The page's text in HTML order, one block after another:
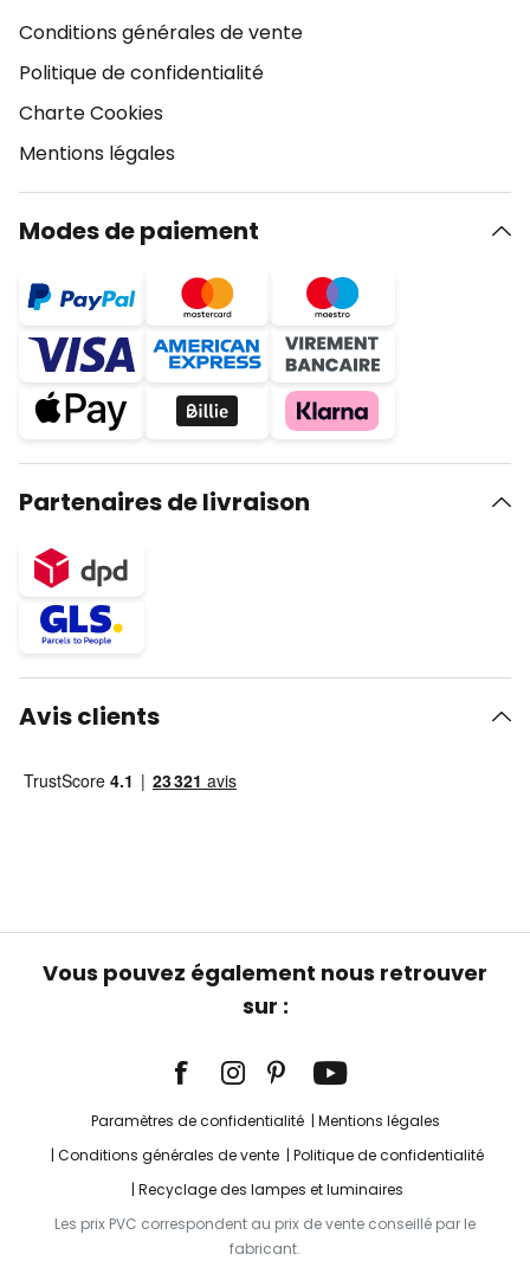
Conditions générales de vente
Politique de confidentialité
Charte Cookies
Mentions légales
Modes de paiement
Partenaires de livraison
Avis clients
Vous pouvez également nous retrouver
sur :
Paramètres de confidentialité
Mentions légales
Conditions générales de vente
Politique de confidentialité
Recyclage des lampes et luminaires
Les prix PVC correspondent au prix de vente conseillé par le
fabricant.